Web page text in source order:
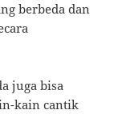
berbeda dan
juga bisa
kain cantik